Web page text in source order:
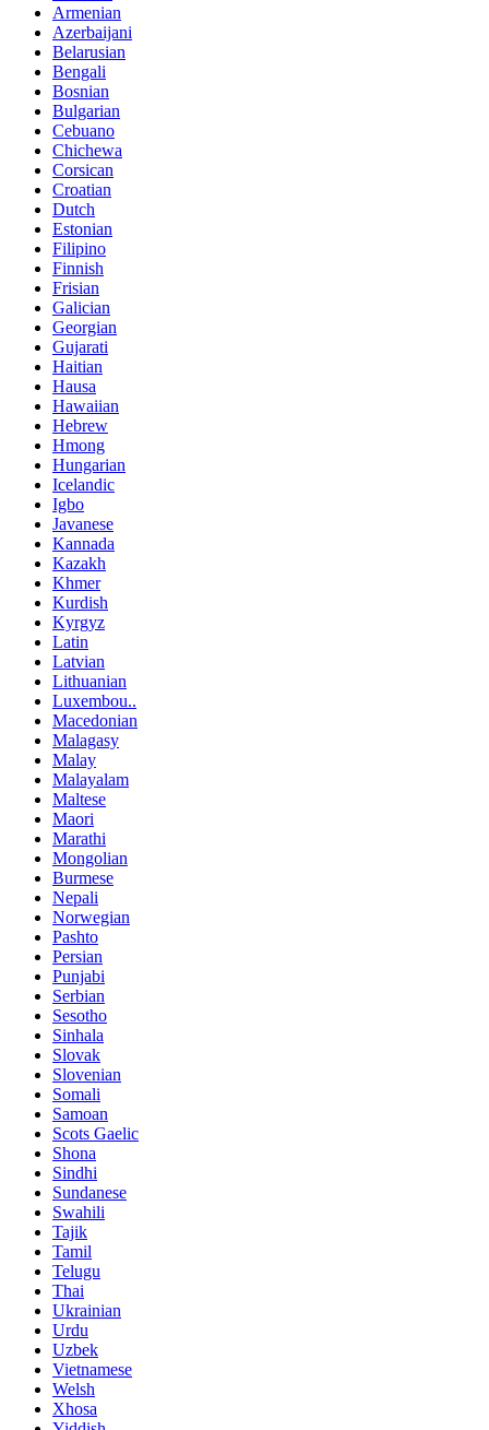
Armenian
Azerbaijani
Belarusian
Bengali
Bosnian
Bulgarian
Cebuano
Chichewa
Corsican
Croatian
Dutch
Estonian
Filipino
Finnish
Frisian
Galician
Georgian
Gujarati
Haitian
Hausa
Hawaiian
Hebrew
Hmong
Hungarian
Icelandic
Igbo
Javanese
Kannada
Kazakh
Khmer
Kurdish
Kyrgyz
Latin
Latvian
Lithuanian
Luxembou..
Macedonian
Malagasy
Malay
Malayalam
Maltese
Maori
Marathi
Mongolian
Burmese
Nepali
Norwegian
Pashto
Persian
Punjabi
Serbian
Sesotho
Sinhala
Slovak
Slovenian
Somali
Samoan
Scots Gaelic
Shona
Sindhi
Sundanese
Swahili
Tajik
Tamil
Telugu
Thai
Ukrainian
Urdu
Uzbek
Vietnamese
Welsh
Xhosa